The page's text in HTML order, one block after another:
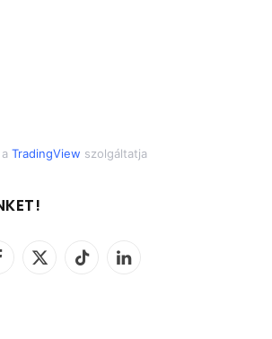
TradingView szolgáltatja
X
TikTok LinkedIn